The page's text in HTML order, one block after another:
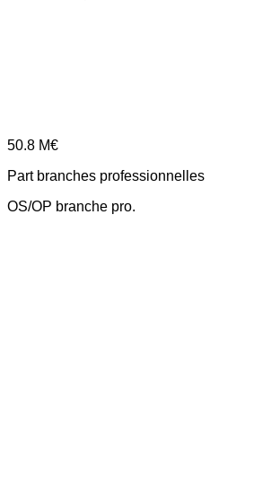
50.8 M€
Part branches professionnelles
OS/OP branche pro.